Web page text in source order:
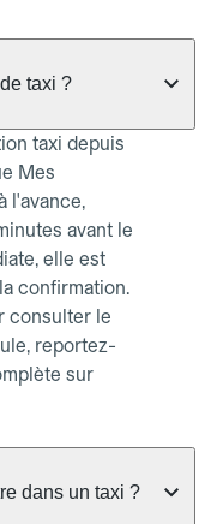
taxi ?
taxi depuis
Mes
l'avance,
avant le
elle est
confirmation.
consulter le
reportez-
sur
dans un taxi ?